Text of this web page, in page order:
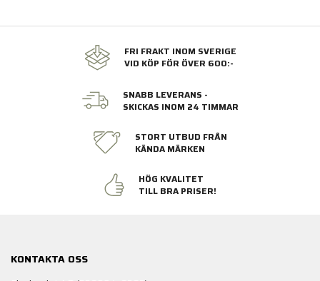
FRI FRAKT INOM SVERIGE
VID KÖP FÖR ÖVER 600:-
SNABB LEVERANS -
SKICKAS INOM 24 TIMMAR
STORT UTBUD FRÅN
KÄNDA MÄRKEN
HÖG KVALITET
TILL BRA PRISER!
KONTAKTA OSS